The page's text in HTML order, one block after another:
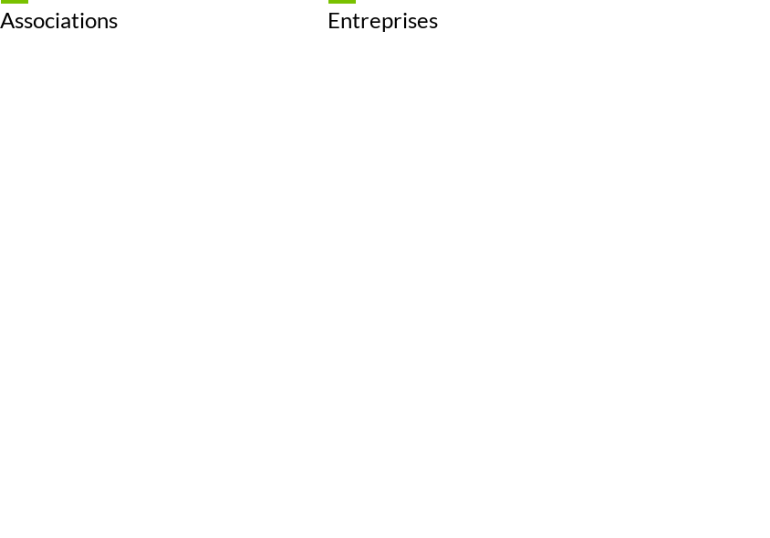
Associations Entreprises